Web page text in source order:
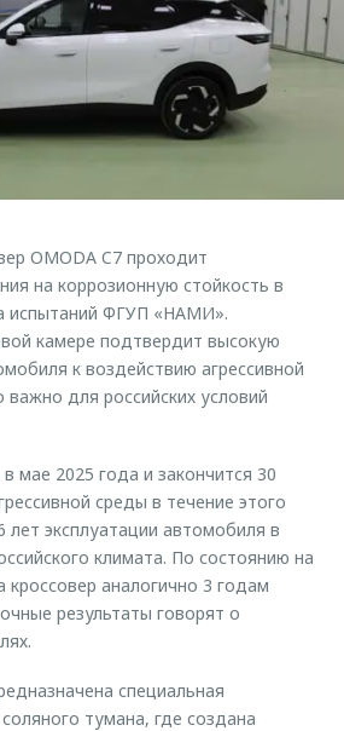
OMODA C7 проходит
на коррозионную стойкость в
испытаний ФГУП «НАМИ».
камере подтвердит высокую
к воздействию агрессивной
для российских условий
мае 2025 года и закончится 30
среды в течение этого
лет эксплуатации автомобиля в
климата. По состоянию на
кроссовер аналогично 3 годам
результаты говорят о
специальная
тумана, где создана